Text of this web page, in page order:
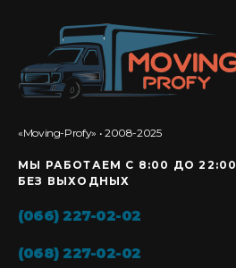
«Moving-Profy» • 2008-2025
МЫ РАБОТАЕМ С 8:00 ДО 22:00
БЕЗ ВЫХОДНЫХ
(066) 227-02-02
(068) 227-02-02